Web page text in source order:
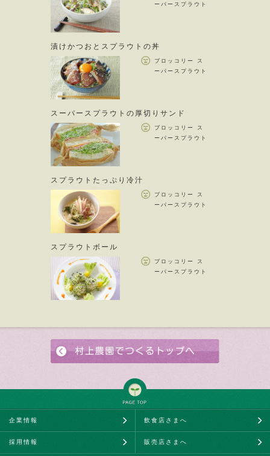
ーパースプラウト
漬けかつおとスプラウトの丼
ブロッコリー ス
ーパースプラウト
スーパースプラウトの厚切りサンド
ブロッコリー ス
ーパースプラウト
スプラウトたっぷり冷汁
ブロッコリー ス
ーパースプラウト
スプラウトボール
ブロッコリー ス
ーパースプラウト
企業情報 飲食店さまへ
採用情報 販売店さまへ